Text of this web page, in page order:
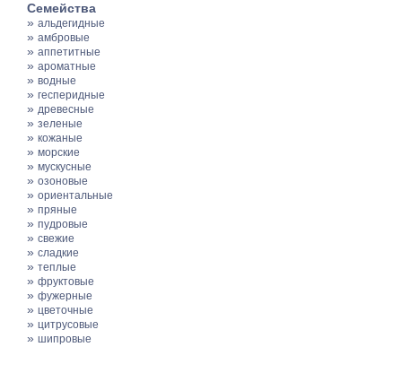
Семейства
» альдегидные
» амбровые
» аппетитные
» ароматные
» водные
» гесперидные
» древесные
» зеленые
» кожаные
» морские
» мускусные
» озоновые
» ориентальные
» пряные
» пудровые
» свежие
» сладкие
» теплые
» фруктовые
» фужерные
» цветочные
» цитрусовые
» шипровые